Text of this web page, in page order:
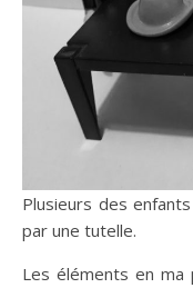
Plusieurs des enfants de Jean BEAUNEZ furent concernés
par une tutelle.
Les éléments en ma